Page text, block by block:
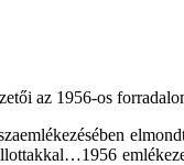
az 1956-os